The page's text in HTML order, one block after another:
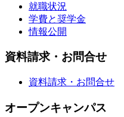
就職状況
学費と奨学金
情報公開
資料請求・お問合せ
資料請求・お問合せ
オープンキャンパス